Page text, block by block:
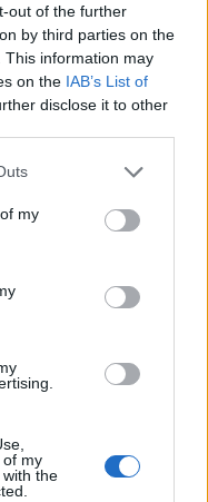
out of the further
by third parties on the
This information may
on the IAB’s List of
disclose it to other
one or more Google
You may click to
third-party tags to
in below Google
my
of my
the
reale?
telegram di
ultime news